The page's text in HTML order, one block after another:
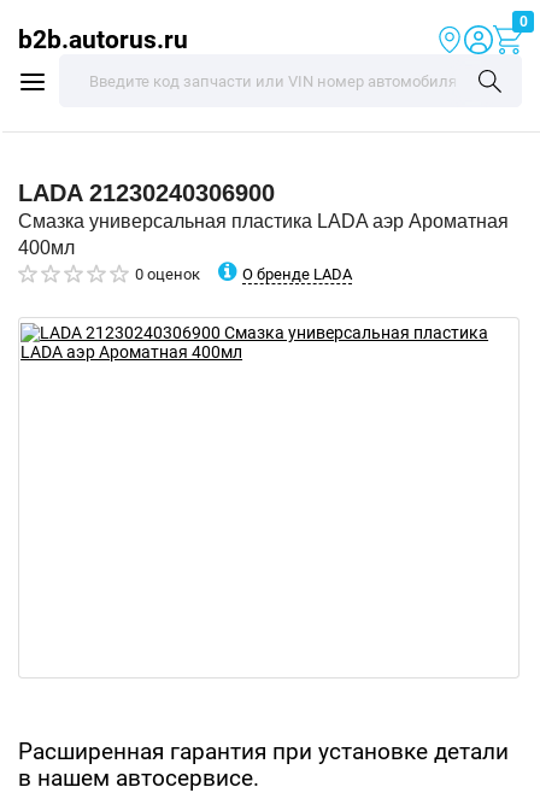
b2b.autorus.ru
0
LADA 21230240306900
Смазка универсальная пластика LADA аэр Ароматная
400мл
0 оценок О бренде LADA
Расширенная гарантия при установке детали
в нашем автосервисе.